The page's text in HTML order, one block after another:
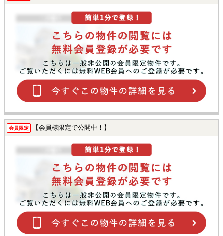
会員限定 【会員様限定で公開中！】